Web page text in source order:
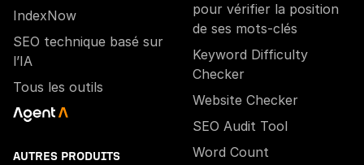
IndexNow
SEO technique basé sur
l’IA
Tous les outils
AUTRES PRODUITS
pour vérifier la position
de ses mots-clés
Keyword Difficulty
Checker
Website Checker
SEO Audit Tool
Word Count